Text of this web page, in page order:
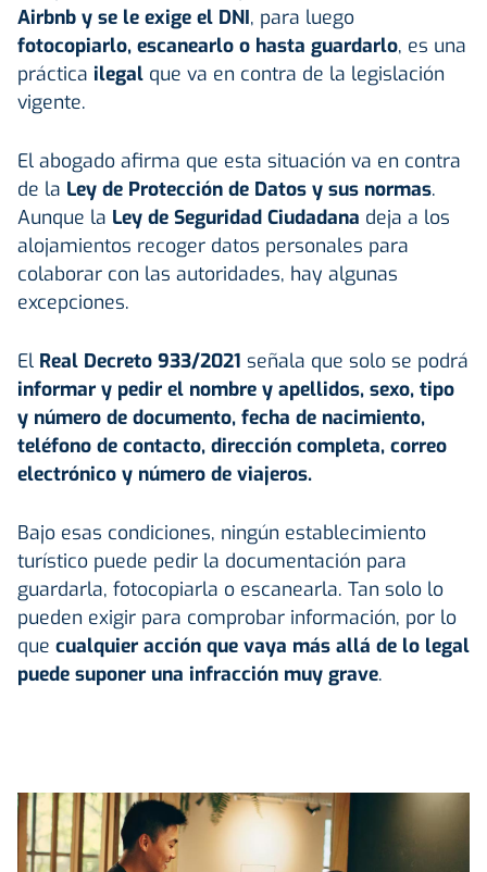
Airbnb y se le exige el DNI, para luego
fotocopiarlo, escanearlo o hasta guardarlo, es una
práctica ilegal que va en contra de la legislación
vigente.
El abogado afirma que esta situación va en contra
de la Ley de Protección de Datos y sus normas.
Aunque la Ley de Seguridad Ciudadana deja a los
alojamientos recoger datos personales para
colaborar con las autoridades, hay algunas
excepciones.
El Real Decreto 933/2021 señala que solo se podrá
informar y pedir el nombre y apellidos, sexo, tipo
y número de documento, fecha de nacimiento,
teléfono de contacto, dirección completa, correo
electrónico y número de viajeros.
Bajo esas condiciones, ningún establecimiento
turístico puede pedir la documentación para
guardarla, fotocopiarla o escanearla. Tan solo lo
pueden exigir para comprobar información, por lo
que cualquier acción que vaya más allá de lo legal
puede suponer una infracción muy grave.